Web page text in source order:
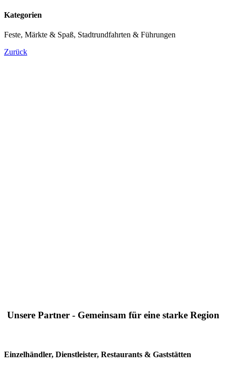
Kategorien
Feste, Märkte & Spaß, Stadtrundfahrten & Führungen
Zurück
Unsere Partner - Gemeinsam für eine starke Region
Einzelhändler, Dienstleister, Restaurants & Gaststätten